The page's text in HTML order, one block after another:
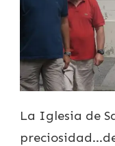
La Iglesia de